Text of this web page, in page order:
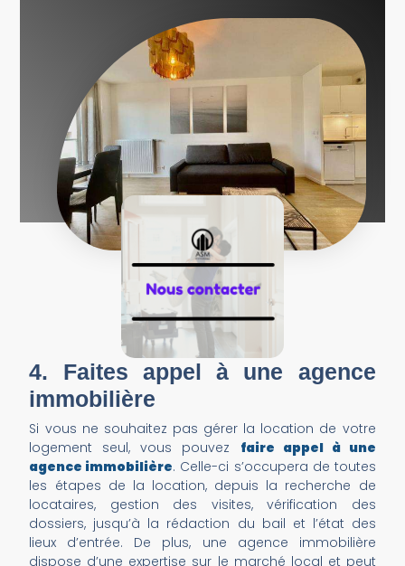
4. Faites appel à une agence
immobilière
Si vous ne souhaitez pas gérer la location de votre
logement seul, vous pouvez faire appel à une
agence immobilière. Celle-ci s’occupera de toutes
les étapes de la location, depuis la recherche de
locataires, gestion des visites, vérification des
dossiers, jusqu’à la rédaction du bail et l’état des
lieux d’entrée. De plus, une agence immobilière
dispose d’une expertise sur le marché local et peut